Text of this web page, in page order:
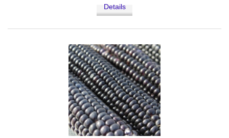
Details